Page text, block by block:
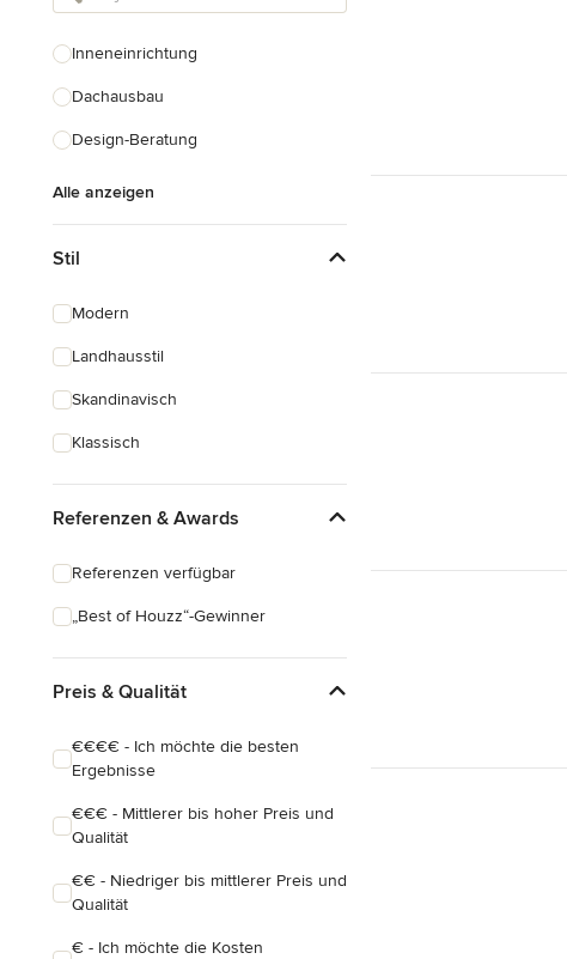
Einbauschränke
Inneneinrichtung
Dachausbau
Design-Beratung
Alle anzeigen
Stil
Modern
Landhausstil
Skandinavisch
Klassisch
Referenzen & Awards
Referenzen verfügbar
„Best of Houzz“-Gewinner
Preis & Qualität
€€€€ - Ich möchte die besten
Ergebnisse
€€€ - Mittlerer bis hoher Preis und
Qualität
€€ - Niedriger bis mittlerer Preis und
Qualität
€ - Ich möchte die Kosten